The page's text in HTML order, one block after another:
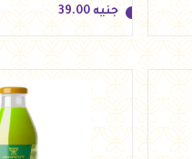
جنيه 39.00
جنيه